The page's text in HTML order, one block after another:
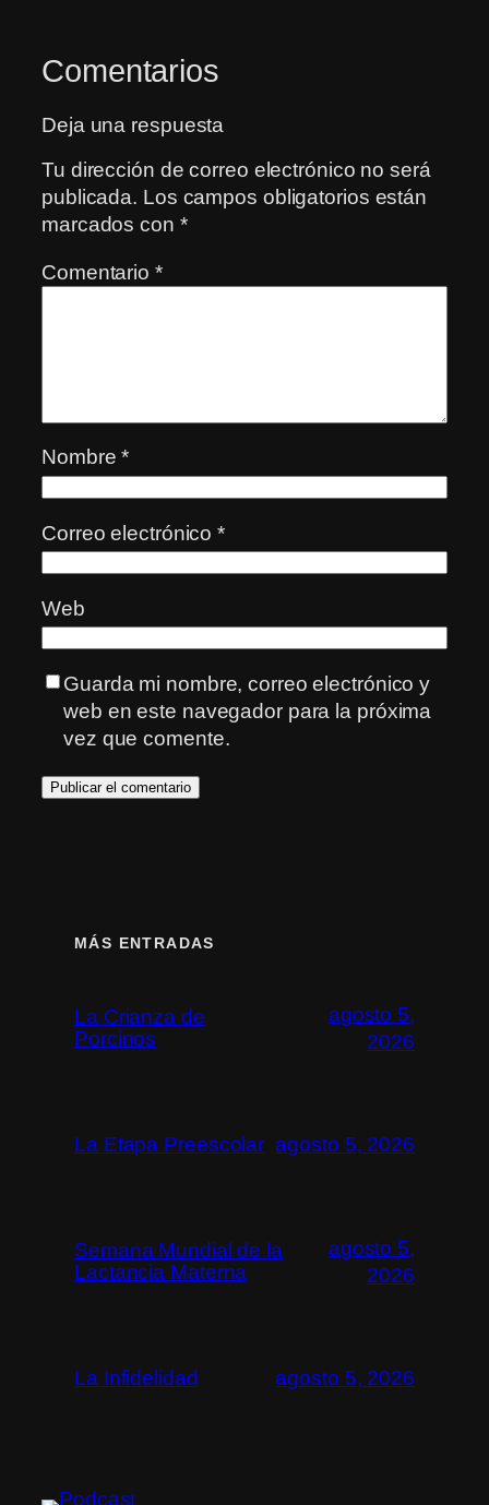
Comentarios
Deja una respuesta
Tu dirección de correo electrónico no será
publicada. Los campos obligatorios están
marcados con *
Comentario *
Nombre*
Correo electrónico*
Web
Guarda mi nombre, correo electrónico y
web en este navegador para la próxima
vez que comente.
MÁS ENTRADAS
La Crianza de
Porcinos
agosto 5,
2026
La Etapa Preescolar agosto 5, 2026
Semana Mundial de la
Lactancia Materna
agosto 5,
2026
La Infidelidad agosto 5, 2026